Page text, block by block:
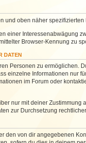
und oben näher
einer Interessenabwägung
Browser-Kennung zu
DATEN
Personen zu ermöglichen.
einzelne Informationen nur
im Forum oder
nur mit deiner
zur Durchsetzung
den von dir angegebenen